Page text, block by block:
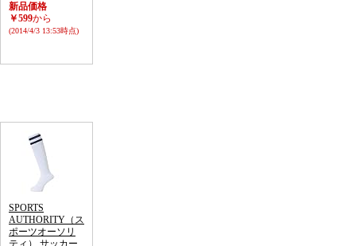
新品価格
￥599から
(2014/4/3 13:53時点)
SPORTS
AUTHORITY（ス
ポーツオーソリ
ティ） サッカー